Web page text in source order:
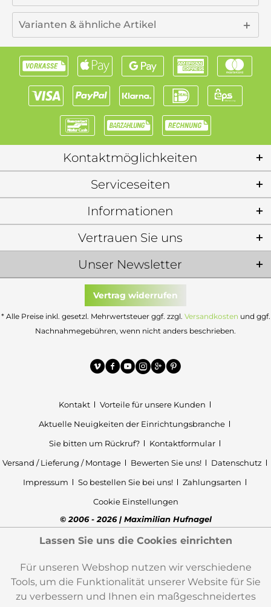
Varianten & ähnliche Artikel
Kontaktmöglichkeiten
Serviceseiten
Informationen
Unser Newsletter
Vertrauen Sie uns
Vertrag widerrufen
* Alle Preise inkl. gesetzl. Mehrwertsteuer ggf. zzgl. Versandkosten und ggf.
Nachnahmegebühren, wenn nicht anders beschrieben.
Kontakt
Vorteile für unsere Kunden
Aktuelle Neuigkeiten der Einrichtungsbranche
Sie bitten um Rückruf?
Kontaktformular
Versand / Lieferung / Montage
Bewerten Sie uns!
Datenschutz
Impressum
So bestellen Sie bei uns!
Zahlungsarten
Cookie Einstellungen
© 2006 - 2026 | Maximilian Hufnagel
Lassen Sie uns die Cookies einrichten
Für unseren Webshop nutzen wir verschiedene
Tools, um die Funktionalität unserer Website für Sie
zu verbessern und Ihnen ein maßgeschneidertes